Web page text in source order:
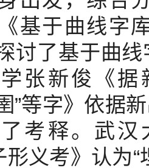
基于曲线字
讨了基于曲
张新俊《
”等字》依据
考释。武
形义考》认